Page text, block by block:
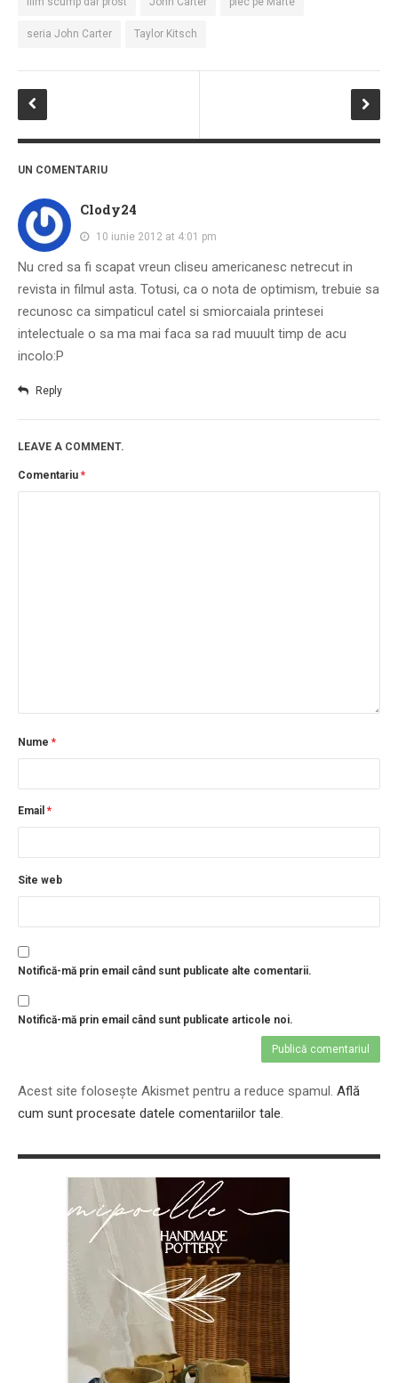
seria John Carter Taylor Kitsch
UN COMENTARIU
Clody24
10 iunie 2012 at 4:01 pm
Nu cred sa fi scapat vreun cliseu americanesc netrecut in
revista in filmul asta. Totusi, ca o nota de optimism, trebuie sa
recunosc ca simpaticul catel si smiorcaiala printesei
intelectuale o sa ma mai faca sa rad muuult timp de acu
incolo:P
Reply
LEAVE A COMMENT.
Comentariu *
Nume *
Email *
Site web
Notifică-mă prin email când sunt publicate alte comentarii.
Notifică-mă prin email când sunt publicate articole noi.
Acest site folosește Akismet pentru a reduce spamul. Află
cum sunt procesate datele comentariilor tale.